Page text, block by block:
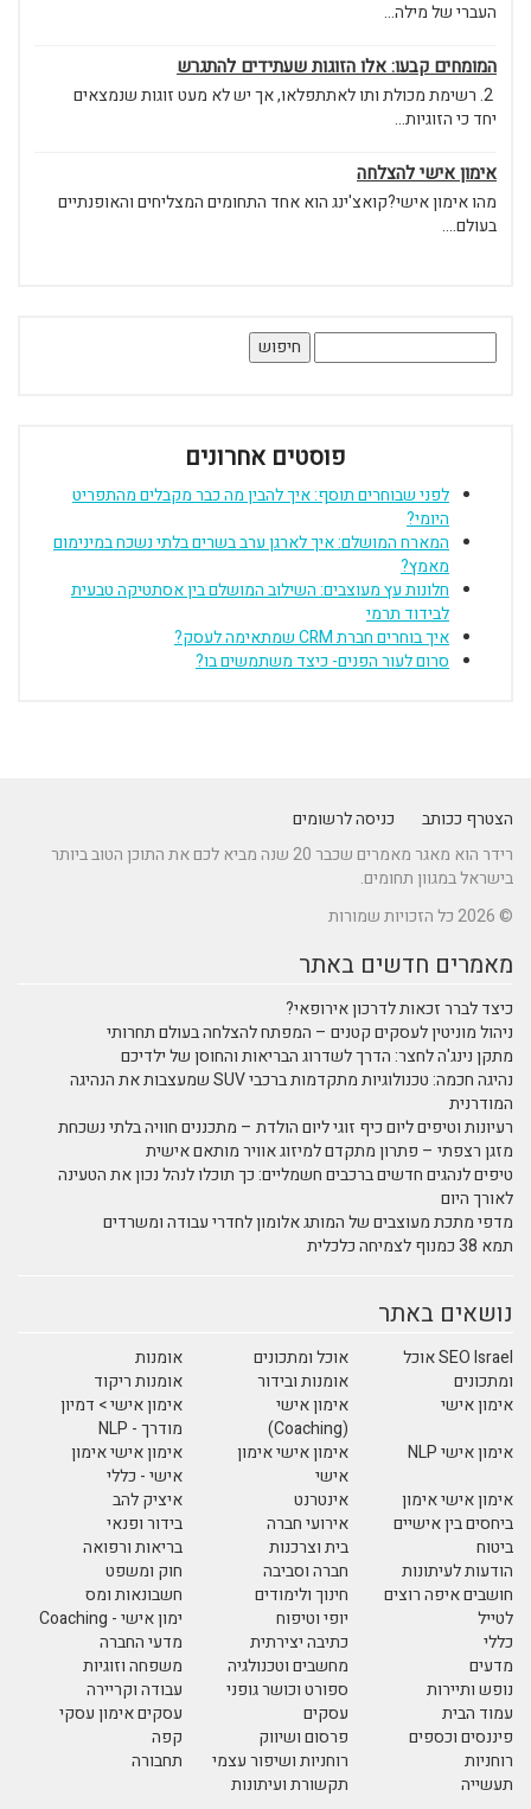
העברי של מילה...
המומחים קבעו: אלו הזוגות שעתידים להתגרש
2. רשימת מכולת ותו לאתתפלאו, אך יש לא מעט זוגות שנמצאים
יחד כי הזוגיות...
אימון אישי להצלחה
מהו אימון אישי?קואצ'ינג הוא אחד התחומים המצליחים והאופנתיים
בעולם....
חיפוש:
פוסטים אחרונים
לפני שבוחרים תוסף: איך להבין מה כבר מקבלים מהתפריט
היומי?
המארח המושלם: איך לארגן ערב בשרים בלתי נשכח במינימום
מאמץ?
חלונות עץ מעוצבים: השילוב המושלם בין אסתטיקה טבעית
לבידוד תרמי
איך בוחרים חברת CRM שמתאימה לעסק?
סרום לעור הפנים- כיצד משתמשים בו?
הצטרף ככותב
כניסה לרשומים
רידר הוא מאגר מאמרים שכבר 20 שנה מביא לכם את התוכן הטוב ביותר
בישראל במגוון תחומים.
© 2026 כל הזכויות שמורות
מאמרים חדשים באתר
כיצד לברר זכאות לדרכון אירופאי?
ניהול מוניטין לעסקים קטנים – המפתח להצלחה בעולם תחרותי
מתקן נינג'ה לחצר: הדרך לשדרוג הבריאות והחוסן של ילדיכם
נהיגה חכמה: טכנולוגיות מתקדמות ברכבי SUV שמעצבות את הנהיגה
המודרנית
רעיונות וטיפים ליום כיף זוגי ליום הולדת – מתכננים חוויה בלתי נשכחת
מזגן רצפתי – פתרון מתקדם למיזוג אוויר מותאם אישית
טיפים לנהגים חדשים ברכבים חשמליים: כך תוכלו לנהל נכון את הטעינה
לאורך היום
מדפי מתכת מעוצבים של המותג אלומון לחדרי עבודה ומשרדים
תמא 38 כמנוף לצמיחה כלכלית
נושאים באתר
SEO Israel אוכל
ומתכונים
אוכל ומתכונים
אומנות
אומנות ובידור
אומנות ריקוד
אימון אישי
אימון אישי
(Coaching)
אימון אישי > דמיון
מודרך - NLP
אימון אישי NLP
אימון אישי אימון
אישי
אימון אישי אימון
אישי - כללי
אימון אישי אימון
ביחסים בין אישיים
אינטרנט
איציק להב
אירועי חברה
בידור ופנאי
ביטוח
בית וצרכנות
בריאות ורפואה
הודעות לעיתונות
חברה וסביבה
חוק ומשפט
חושבים איפה רוצים
לטייל
חינוך ולימודים
חשבונאות ומס
יופי וטיפוח
ימון אישי - Coaching
כללי
כתיבה יצירתית
מדעי החברה
מדעים
מחשבים וטכנולגיה
משפחה וזוגיות
נופש ותיירות
ספורט וכושר גופני
עבודה וקריירה
עמוד הבית
עסקים
עסקים אימון עסקי
פיננסים וכספים
פרסום ושיווק
קפה
רוחניות
רוחניות ושיפור עצמי
תחבורה
תעשייה
תקשורת ועיתונות